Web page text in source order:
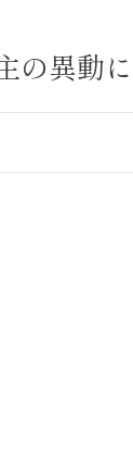
インバ
の異動